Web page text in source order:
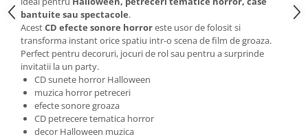
Seturi HOTWHEELS
VITRINE, FIGURINE, ACCESORII
MACHETE
DECORATIUNI PETRECERE
CARNAVAL
LUMANARI PETRECERI ANIVERSARI
PAPUSI SI DECORATIUNI HORROR
POSTERE PENTRU PERETE SI
ACCESORII
SUPORTERI MECIURI SPORT
Costume Petrecere
bantuite sau spectacole.
AcestCD efecte sonore horroreste usor de folosit si
transforma instant orice spatiu intr-o scena de film de groaza.
Perfect pentru decoruri, jocuri de rol sau pentru a surprinde
invitatii la un party.
CD sunete horror Halloween
muzica horror petreceri
efecte sonore groaza
CD petrecere tematica horror
decor Halloween muzica